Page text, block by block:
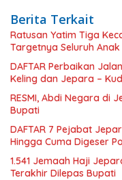
Berita Terkait
Ratusan Yatim Tiga
Targetnya Seluruh Anak
DAFTAR Perbaikan
Keling dan Jepara –
RESMI, Abdi Negara di
Bupati
DAFTAR 7 Pejabat
Hingga Cuma Digeser
1.541 Jemaah Haji
Terakhir Dilepas Bupati